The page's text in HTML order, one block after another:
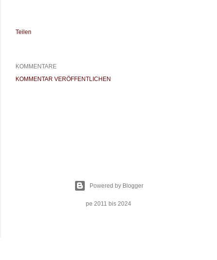
Teilen
KOMMENTARE
KOMMENTAR VERÖFFENTLICHEN
Powered by Blogger
pe 2011 bis 2024